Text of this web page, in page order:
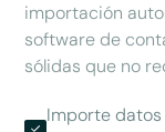
importación
software de
sólidas que no
Importe